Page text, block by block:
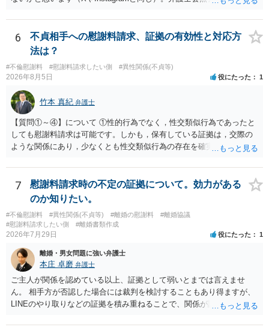
対する照会は基本的にできないと解されています（弁護士会によって
は例外的に認める扱いもありますが、かなり限定されているので一般
的ではないでしょう）。もし韓国本社がアカウント管理をしているな
ら、日本法人へ送っても「ウチでは管理していない」という回答にな
ります。 個人で直接他人のID情報の開示を求めても拒否されるでしょ
う。
6
不貞相手への慰謝料請求、証拠の有効性と対応方
法は？
#不倫慰謝料 #慰謝料請求したい側 #異性関係(不貞等)
2026年8月5日 役にたった 1
竹本 真紀 弁護士
【質問①～④】について ①性的行為でなく，性交類似行為であったと
しても慰謝料請求は可能です。しかも，保有している証拠は，交際の
ような関係にあり，少なくとも性交類似行為の存在を確実に証明でき
ことを窺わせるものです。）。ですから，慰謝料請求を進めることで
よいと思います。 ただ．慰謝料額については，婚姻破綻に至っていな
いとして，この点を考慮されることになるかもしれません。 ②夫との
今後のことを考えて書いてもらうか否かを検討するのがよいと思いま
す。今ある証拠以上のことを証明（証明力を強めることも含む）でき
るのであれば，前向きに検討を進めるという考え方でもよいでしょ
値と夫との関係との均衡のように思います。 ③行政書士に委任をして
いるのであれば，どのような内容の委任なのか不明ですが，その行政
書士との協議になると思います。請求するか，訴訟にするか，その点
の見極めや，相手方は性交類似行為は認めているのか，それさえも否
定しているのかによって，考え方・進め方は変わってくると思いま
あれば，本人（行政書士でも同じだと思います。）への対応ではあま
7
慰謝料請求時の不定の証拠について。効力がある
のか知りたい。
#不倫慰謝料 #異性関係(不貞等) #離婚の慰謝料
#離婚協議
#慰謝料請求したい側
#離婚書類作成
2026年7月29日 役にたった 1
離婚・男女問題に強い弁護士
本庄 卓磨 弁護士
ご主人が関係を認めている以上、証拠として弱いとまでは言えませ
ん。 相手方が否認した場合には裁判を検討することもあり得ますが、
LINEのやり取りなどの証拠を積み重ねることで、関係が認定される余
個別の事情によりますので、お早めに弁護士に相談されることをおす